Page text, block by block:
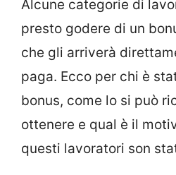
Alcune categorie di
presto godere di un
che gli arriverà
paga. Ecco per chi è
bonus, come lo si può
ottenere e qual è il
questi lavoratori son